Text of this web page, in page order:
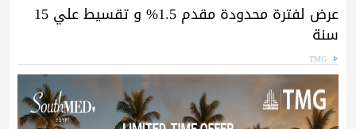
عرض لفترة محدودة مقدم 1.5% و تقسيط علي 15
سنة
TMG